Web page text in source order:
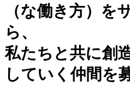
（な働き方）を
ら、
私たちと共に創
していく仲間を